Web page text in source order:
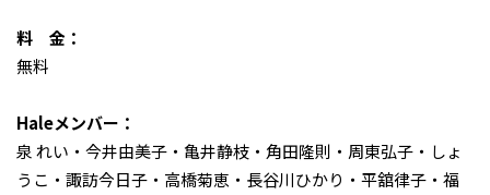
料 金：
無料
Haleメンバー：
泉 れい・今井由美子・亀井静枝・角田隆則・周東弘子・しょ
うこ・諏訪今日子・高橋菊恵・長谷川ひかり・平舘律子・福